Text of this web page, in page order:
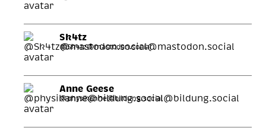
Sk4tz
@Sk4tz@mastodon.social
Anne Geese
@physikanne@bildung.social